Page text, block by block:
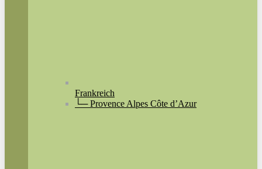
Frankreich
└─ Provence Alpes Côte d’Azur